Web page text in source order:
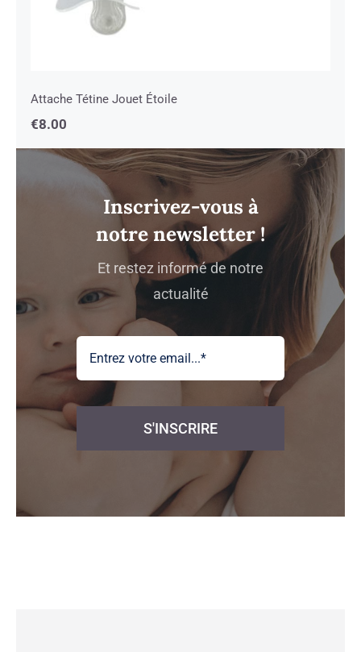
Attache Tétine Jouet Étoile
€8.00
Inscrivez-vous à
notre newsletter !
Et restez informé de notre
actualité
S'INSCRIRE